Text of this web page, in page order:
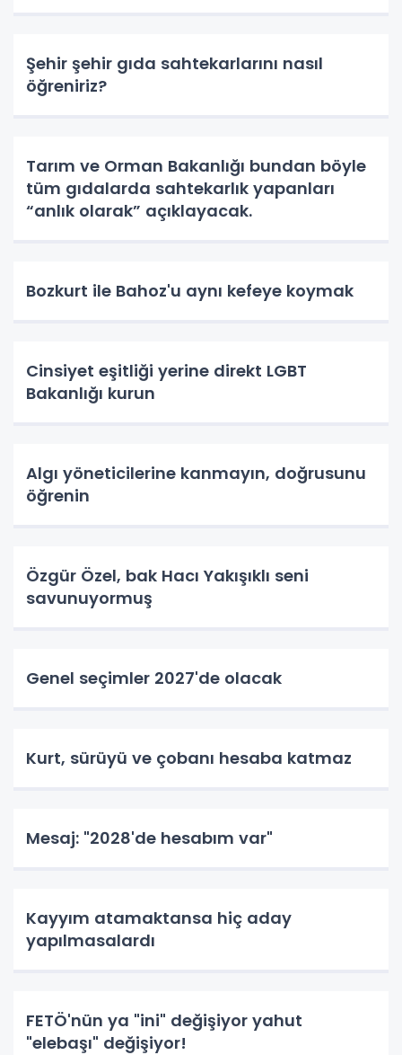
Şehir şehir gıda sahtekarlarını nasıl
öğreniriz?
Tarım ve Orman Bakanlığı bundan böyle
tüm gıdalarda sahtekarlık yapanları
“anlık olarak” açıklayacak.
Bozkurt ile Bahoz'u aynı kefeye koymak
Cinsiyet eşitliği yerine direkt LGBT
Bakanlığı kurun
Algı yöneticilerine kanmayın, doğrusunu
öğrenin
Özgür Özel, bak Hacı Yakışıklı seni
savunuyormuş
Genel seçimler 2027'de olacak
Kurt, sürüyü ve çobanı hesaba katmaz
Mesaj: "2028'de hesabım var"
Kayyım atamaktansa hiç aday
yapılmasalardı
FETÖ'nün ya "ini" değişiyor yahut
"elebaşı" değişiyor!